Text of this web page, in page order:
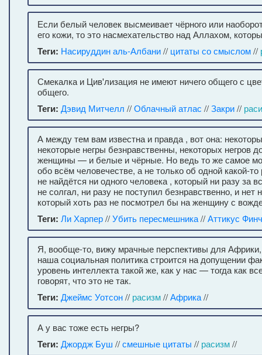
Если белый человек высмеивает чёрного или
его кожи, то это насмехательство над Аллахом,
Теги: Насируддин аль-Албани// цитаты со смыслом//
Смекалка и Цив'лизация не имеют ничего общего с
общего.
Теги: Дэвид Митчелл //Облачный атлас //Закри//
А между тем вам известна и правда , вот она:
некоторые негры безнравственны, некоторых негров
женщины — и белые и чёрные. Но ведь то же самое
обо всём человечестве, а не только об одной какой-
не найдётся ни одного человека , который ни разу за
не солгал, ни разу не поступил безнравственно, и
который хоть раз не посмотрел бы на женщину с
Теги: Ли Харпер//Убить пересмешника//Аттикус Финч
Я, вообще-то, вижу мрачные перспективы для
наша социальная политика строится на допущении
уровень интеллекта такой же, как у нас — тогда как
говорят, что это не так.
Теги: Джеймс Уотсон// расизм//Африка//
А у вас тоже есть негры?
Теги: Джордж Буш //смешные цитаты // расизм//